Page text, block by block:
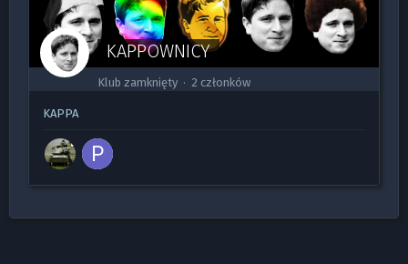
KAPPOWNICY
Klub zamknięty · 2 członków
KAPPA